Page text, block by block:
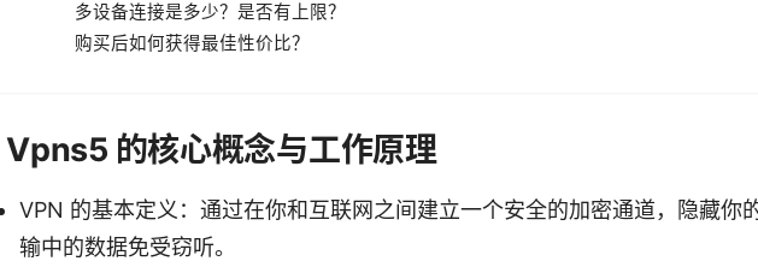
多设备连接是多少？是否有上限？
购买后如何获得最佳性价比？
Vpns5 的核心概念与工作原理
VPN 的基本定义：通过在你和互联网之间建立一个安全的加密通道，隐藏你
输中的数据免受窃听。